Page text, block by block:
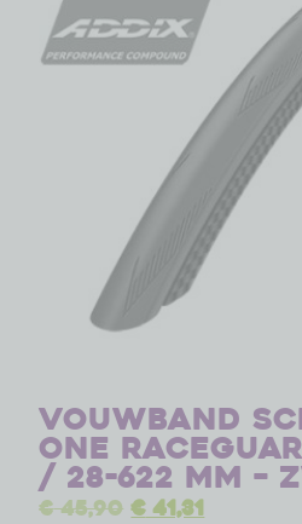
Vouwband
One
/ 28-622 mm –
€45,90 €41,31